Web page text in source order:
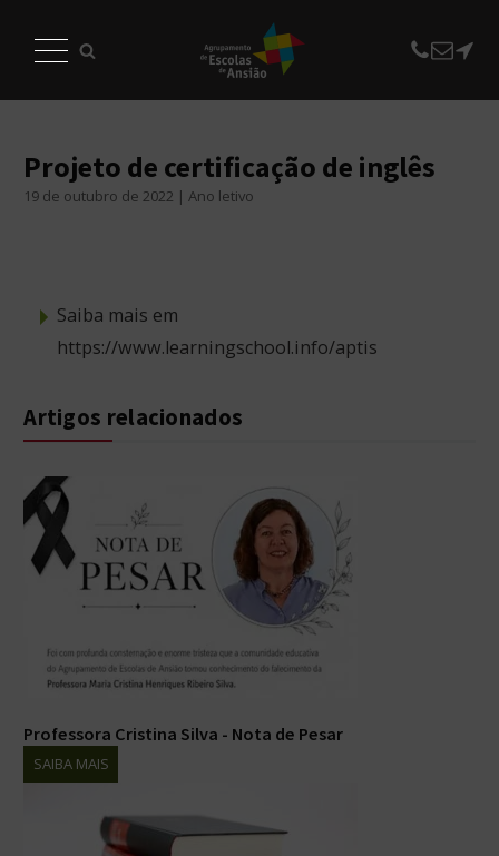
Projeto de certificação de inglês
19 de outubro de 2022 | Ano letivo
Saiba mais em
https://www.learningschool.info/aptis
Artigos relacionados
Professora Cristina Silva - Nota de Pesar
SAIBA MAIS